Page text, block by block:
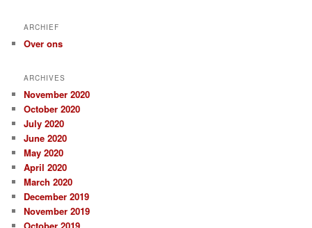
ARCHIEF
Over ons
ARCHIVES
November 2020
October 2020
July 2020
June 2020
May 2020
April 2020
March 2020
December 2019
November 2019